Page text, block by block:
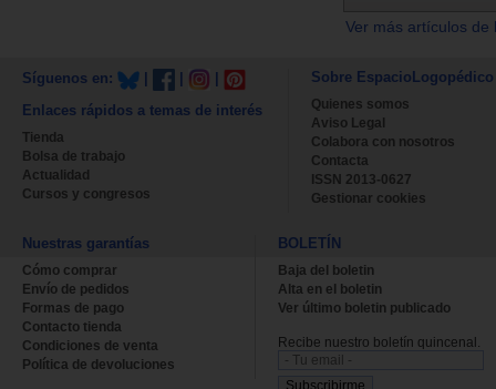
Ver más artículos
Síguenos en:
Enlaces rápidos a temas de interés
Tienda
Bolsa de trabajo
Actualidad
Cursos y congresos
Sobre EspacioLogopédico
Quienes somos
Aviso Legal
Colabora con nosotros
Contacta
ISSN 2013-0627
Gestionar cookies
Nuestras garantías
Cómo comprar
Envío de pedidos
Formas de pago
Contacto tienda
Condiciones de venta
Política de devoluciones
BOLETÍN
Baja del boletin
Alta en el boletin
Ver último boletin publicado
Recibe nuestro boletín quincenal.